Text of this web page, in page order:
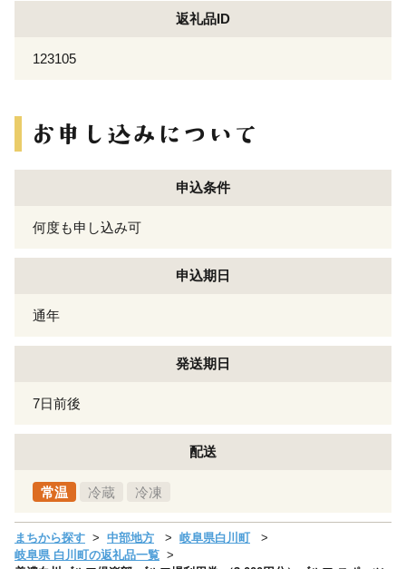
返礼品ID
123105
申込条件
何度も申し込み可
申込期日
通年
発送期日
7日前後
配送
常温 冷蔵 冷凍
まちから探す 中部地方
岐阜県白川町
岐阜県 白川町の返礼品一覧